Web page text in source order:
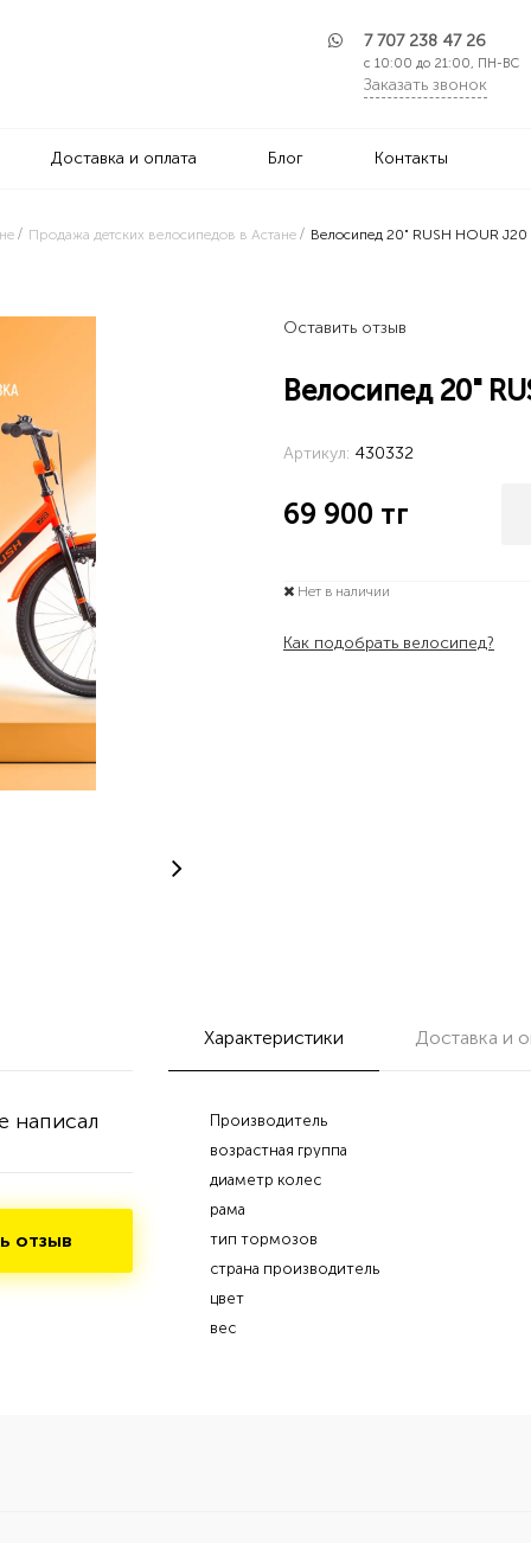
7 707 238 47 26
с 10:00 до 21:00, ПН-ВС
Заказать звонок
Доставка и оплата Блог Контакты
Продажа детских велосипедов в Астане Велосипед 20" RUSH HOUR
Оставить отзыв
Велосипед 20"
Артикул: 430332
69 900 тг
Нет в наличии
Как подобрать велосипед?
написал
отзыв
Характеристики Доставка и
Производитель
возрастная группа
диаметр колес
рама
тип тормозов
страна производитель
цвет
вес